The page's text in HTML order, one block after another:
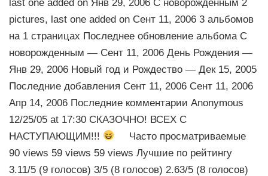
last one added on Янв 29, 2006 С новорожденным 2
pictures, last one added on Сент 11, 2006 3 альбомов
на 1 страницах Последнее обновление альбома С
новорожденным — Сент 11, 2006 День Рождения —
Янв 29, 2006 Новый год и Рождество — Дек 15, 2005
Последние добавления Сент 11, 2006 Сент 11, 2006
Апр 14, 2006 Последние комментарии Anonymous
12/25/05 at 17:30 СКАЗОЧНО! ВСЕХ С
НАСТУПАЮЩИМ!!!
Часто просматриваемые
90 views 59 views 59 views Лучшие по рейтингу
3.11/5 (9 голосов) 3/5 (8 голосов) 2.63/5 (8 голосов)